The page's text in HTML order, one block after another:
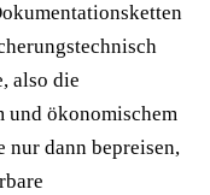
also die
und ökonomischem
nur dann bepreisen,